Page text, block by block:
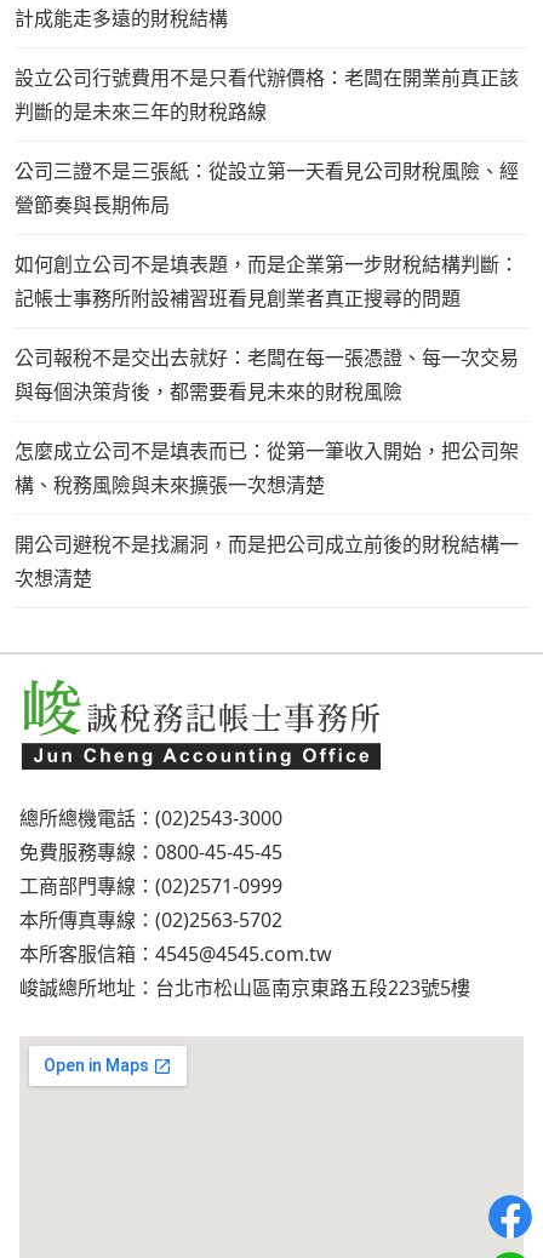
計成能走多遠的財稅結構
設立公司行號費用不是只看代辦價格：老闆在開業前真正該
判斷的是未來三年的財稅路線
公司三證不是三張紙：從設立第一天看見公司財稅風險、經
營節奏與長期佈局
如何創立公司不是填表題，而是企業第一步財稅結構判斷：
記帳士事務所附設補習班看見創業者真正搜尋的問題
公司報稅不是交出去就好：老闆在每一張憑證、每一次交易
與每個決策背後，都需要看見未來的財稅風險
怎麼成立公司不是填表而已：從第一筆收入開始，把公司架
構、稅務風險與未來擴張一次想清楚
開公司避稅不是找漏洞，而是把公司成立前後的財稅結構一
次想清楚
總所總機電話：(02)2543-3000
免費服務專線：0800-45-45-45
工商部門專線：(02)2571-0999
本所傳真專線：(02)2563-5702
本所客服信箱： 4545@4545.com.tw
峻誠總所地址：台北市松山區南京東路五段223號5樓